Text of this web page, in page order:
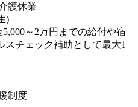
護休業
)
～2万円までの給付や宿
スチェック補助として最大1
制度